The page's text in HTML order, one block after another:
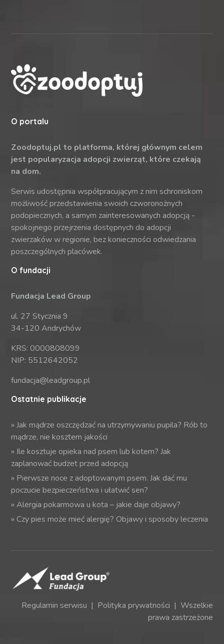
O portalu
Zoodoptuj.pl to platforma, której głównym celem
jest popularyzacja adopcji zwierząt, które czekają
na dom.
Serwis udostępnia współpracującym z nim schroniskom
możliwość przedstawienia swoich czworonożnych
podopiecznych, a samym zainteresowanych adopcją -
spokojnego przejrzenia dostępnych do adopcji
zwierzaków w regionie, bez konieczności odwiedzania
poszczególnych placówek.
O fundacji
Fundacja Lead Group
ul. 27 Stycznia 9
34-120 Andrychów
KRS: 0000808099
NIP: 5512642052
fundacja@leadgroup.pl
Ostatnie publikacje
»Jak mądrze oszczędzać na utrzymywaniu pupila? Rób to
mądrze, nie kosztem jakości
» Ile kosztuje opieka nad psem lub kotem? Jak
zaplanować budżet przed adopcją
» Pierwsze noce z adoptowanym psem. Jak dać mu
poczucie bezpieczeństwa i ułatwić sen?
»Alergia pokarmowa u kota – jakie daje objawy?
»Czy pies może mieć alergię? Objawy i sposoby leczenia
Regulamin serwisu | Polityka prywatności | Wszelkie
prawa zastrzeżone